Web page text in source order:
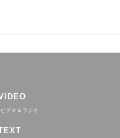
ビデオ＆ラジオ